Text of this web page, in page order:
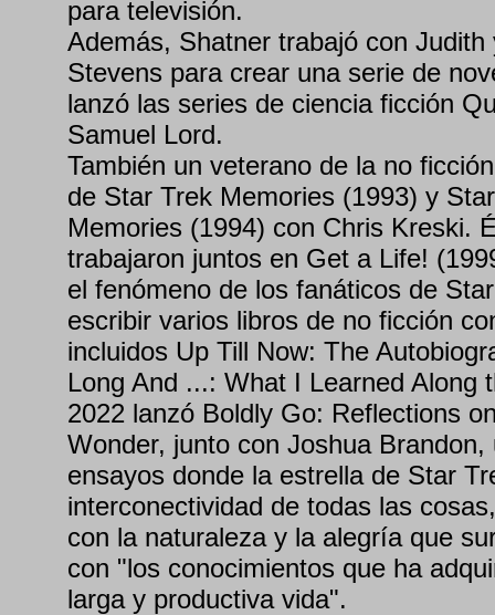
para televisión.
Además, Shatner trabajó con
Stevens para crear una serie de
lanzó las series de ciencia ficción
Samuel Lord.
También un veterano de la no
de Star Trek Memories (1993) y
Memories (1994) con Chris Kreski.
trabajaron juntos en Get a Life!
el fenómeno de los fanáticos de
escribir varios libros de no ficción
incluidos Up Till Now: The
Long And ...: What I Learned Along
2022 lanzó Boldly Go: Reflections
Wonder, junto con Joshua Brandon,
ensayos donde la estrella de Star
interconectividad de todas las
con la naturaleza y la alegría que
con "los conocimientos que ha
larga y productiva vida".